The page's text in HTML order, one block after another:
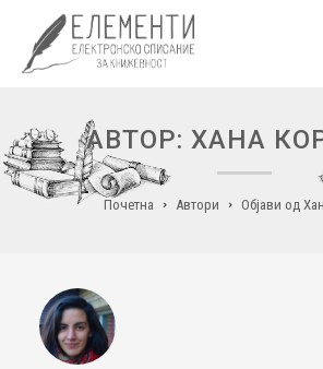
АВТОР: ХАНА
Почетна Автори Објави од